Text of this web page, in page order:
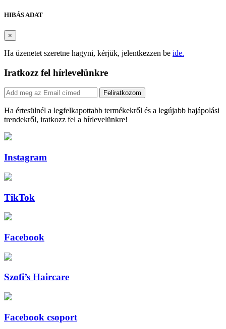
HIBÁS ADAT
×
Ha üzenetet szeretne hagyni, kérjük, jelentkezzen be ide.
Iratkozz fel hírlevelünkre
Feliratkozom
Ha értesülnél a legfelkapottabb termékekről és a legújabb hajápolási
trendekről, iratkozz fel a hírlevelünkre!
Instagram
TikTok
Facebook
Szofi’s Haircare
Facebook csoport